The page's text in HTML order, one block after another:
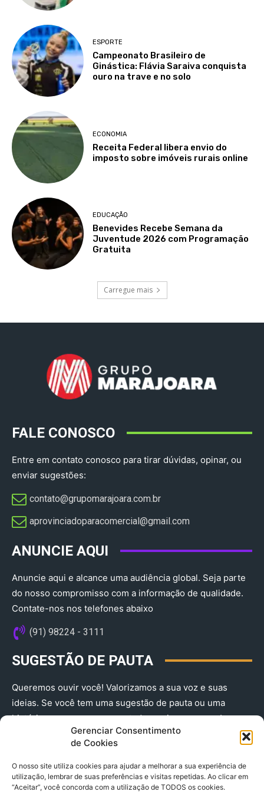
Gerenciar Consentimento
de Cookies
O nosso site utiliza cookies para ajudar a melhorar a sua experiência de
utilização, lembrar de suas preferências e visitas repetidas. Ao clicar em
“Aceitar”, você concorda com a utilização de TODOS os cookies.
ESPORTE
Campeonato Brasileiro de
Ginástica: Flávia Saraiva conquista
ouro na trave e no solo
ECONOMIA
Receita Federal libera envio do
imposto sobre imóveis rurais online
EDUCAÇÃO
Benevides Recebe Semana da
Juventude 2026 com Programação
Gratuita
Carregue mais
FALE CONOSCO
Entre em contato conosco para tirar dúvidas, opinar, ou
enviar sugestões:
contato@grupomarajoara.com.br
aprovinciadoparacomercial@gmail.com​
ANUNCIE AQUI
Anuncie aqui e alcance uma audiência global. Seja parte
do nosso compromisso com a informação de qualidade.
Contate-nos nos telefones abaixo
(91) 98224 - 3111
SUGESTÃO DE PAUTA
Queremos ouvir você! Valorizamos a sua voz e suas
ideias. Se você tem uma sugestão de pauta ou uma
história que merece ser contada, envie-nos agora!
(91) 98224 - 3111